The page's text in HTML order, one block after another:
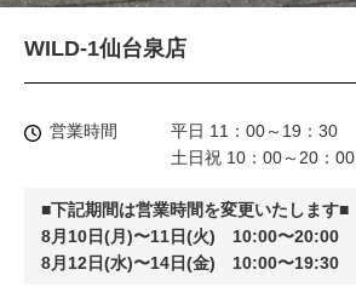
WILD-1仙台泉店
営業時間
平日 11：00～19：30
土日祝 10：00～20：00
■下記期間は営業時間を変更いたします■
8月10日(月)〜11日(火) 10:00〜20:00
8月12日(水)〜14日(金) 10:00〜19:30